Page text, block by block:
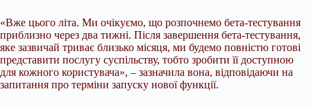
«Вже цього літа. Ми очікуємо, що розпочнемо бета-тестування
приблизно через два тижні. Після завершення бета-тестування,
яке зазвичай триває близько місяця, ми будемо повністю готові
представити послугу суспільству, тобто зробити її доступною
для кожного користувача», – зазначила вона, відповідаючи на
запитання про терміни запуску нової функції.